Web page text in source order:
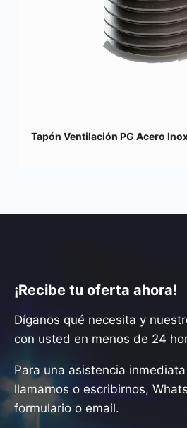
Tapón Ventilación PG Acero
¡Recibe tu oferta ahora!
Díganos qué necesita y
con usted en menos de 24
Para una asistencia
llamarnos o escribirnos,
formulario o email.